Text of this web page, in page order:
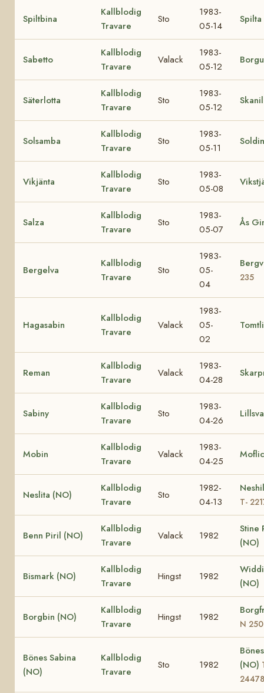
Spiltbina
Kallblodig
Travare
Sto
1983-
05-14
Spilta
Sabetto
Kallblodig
Travare
Valack
1983-
05-12
Säterlotta
Kallblodig
Travare
Sto
1983-
05-12
Solsamba
Kallblodig
Travare
Sto
1983-
05-11
Vikjänta
Kallblodig
Travare
Sto
1983-
05-08
Salza
Kallblodig
Travare
Sto
1983-
05-07
Ås
Bergelva
Kallblodig
Travare
Sto
1983-
05-
04
235
Hagasabin
Kallblodig
Travare
Valack
1983-
05-
02
Reman
Kallblodig
Travare
Valack
1983-
04-28
Sabiny
Kallblodig
Travare
Sto
1983-
04-26
Mobin
Kallblodig
Travare
Valack
1983-
04-25
Neslita (NO)
Kallblodig
Travare
Sto
1982-
04-13
T-
Benn Piril (NO)
Kallblodig
Travare
Valack 1982
Stine
(NO)
Bismark (NO)
Kallblodig
Travare
Hingst 1982
(NO)
Borgbin (NO)
Kallblodig
Travare
Hingst 1982
N
Bönes Sabina
(NO)
Kallblodig
Travare
Sto 1982
(NO)
24478